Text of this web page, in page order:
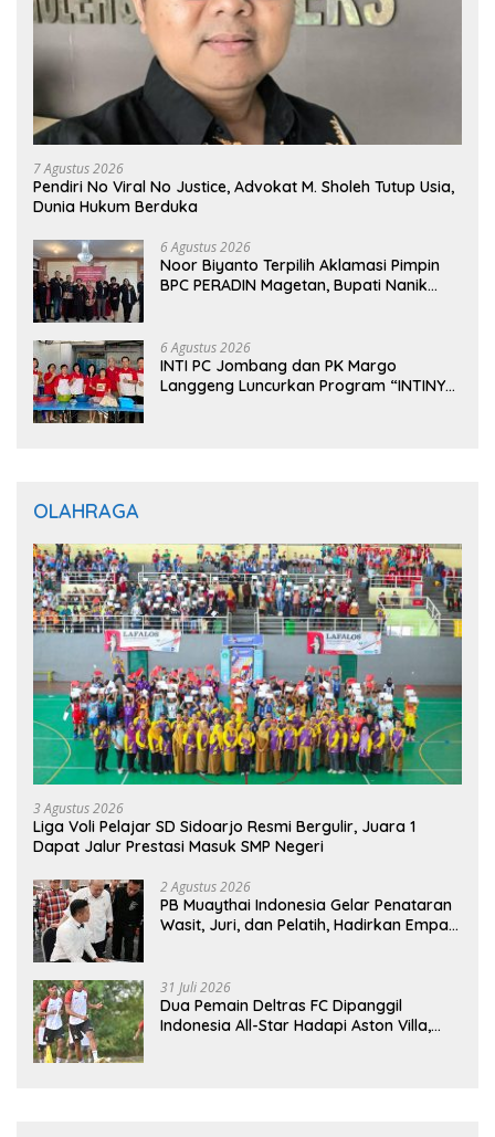
7 Agustus 2026
Pendiri No Viral No Justice, Advokat M. Sholeh Tutup Usia,
Dunia Hukum Berduka
6 Agustus 2026
Noor Biyanto Terpilih Aklamasi Pimpin
BPC PERADIN Magetan, Bupati Nanik
6 Agustus 2026
INTI PC Jombang dan PK Margo
Langgeng Luncurkan Program “INTINYA
OLAHRAGA
3 Agustus 2026
Liga Voli Pelajar SD Sidoarjo Resmi Bergulir, Juara 1
Dapat Jalur Prestasi Masuk SMP Negeri
2 Agustus 2026
PB Muaythai Indonesia Gelar Penataran
Wasit, Juri, dan Pelatih, Hadirkan Empat
31 Juli 2026
Dua Pemain Deltras FC Dipanggil
Indonesia All-Star Hadapi Aston Villa,